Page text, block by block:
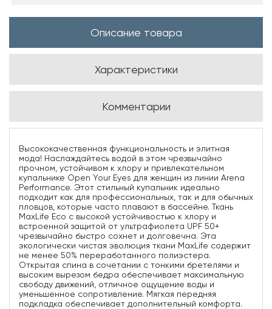
Описание товара
Характеристики
Комментарии
Высококачественная функциональность и элитная
мода! Наслаждайтесь водой в этом чрезвычайно
прочном, устойчивом к хлору и привлекательном
купальнике Open Your Eyes для женщин из линии Arena
Performance. Этот стильный купальник идеально
подходит как для профессиональных, так и для обычных
пловцов, которые часто плавают в бассейне. Ткань
MaxLife Eco с высокой устойчивостью к хлору и
встроенной защитой от ультрафиолета UPF 50+
чрезвычайно быстро сохнет и долговечна. Эта
экологически чистая эволюция ткани MaxLife содержит
не менее 50% переработанного полиэстера.
Открытая спина в сочетании с тонкими бретелями и
высоким вырезом бедра обеспечивает максимальную
свободу движений, отличное ощущение воды и
уменьшенное сопротивление. Мягкая передняя
подкладка обеспечивает дополнительный комфорта.